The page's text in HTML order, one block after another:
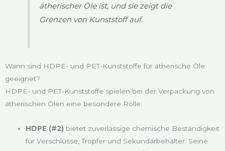
ätherischer Öle ist, und sie zeigt die
Grenzen von Kunststoff auf.
Wann sind HDPE- und PET-Kunststoffe für ätherische Öle
geeignet?
HDPE- und PET-Kunststoffe spielen bei der Verpackung von
ätherischen Ölen eine besondere Rolle:
HDPE (#2) bietet zuverlässige chemische Beständigkeit
für Verschlüsse, Tropfer und Sekundärbehälter. Seine